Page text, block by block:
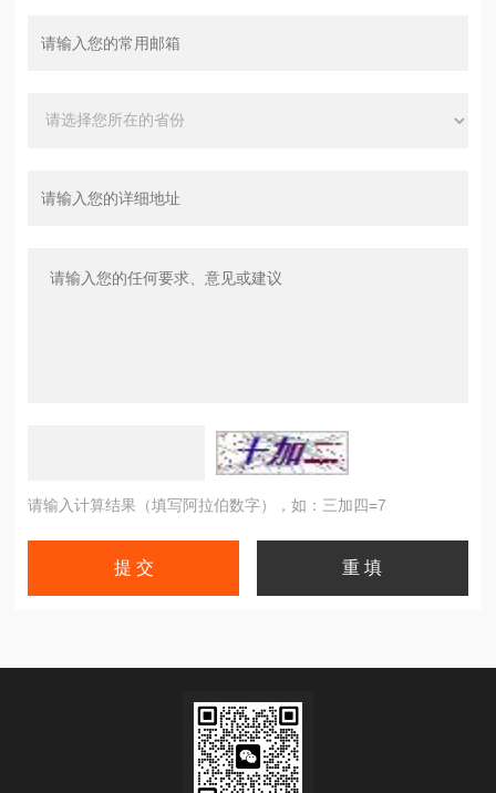
请输入计算结果（填写阿拉伯数字），如：三加四=7